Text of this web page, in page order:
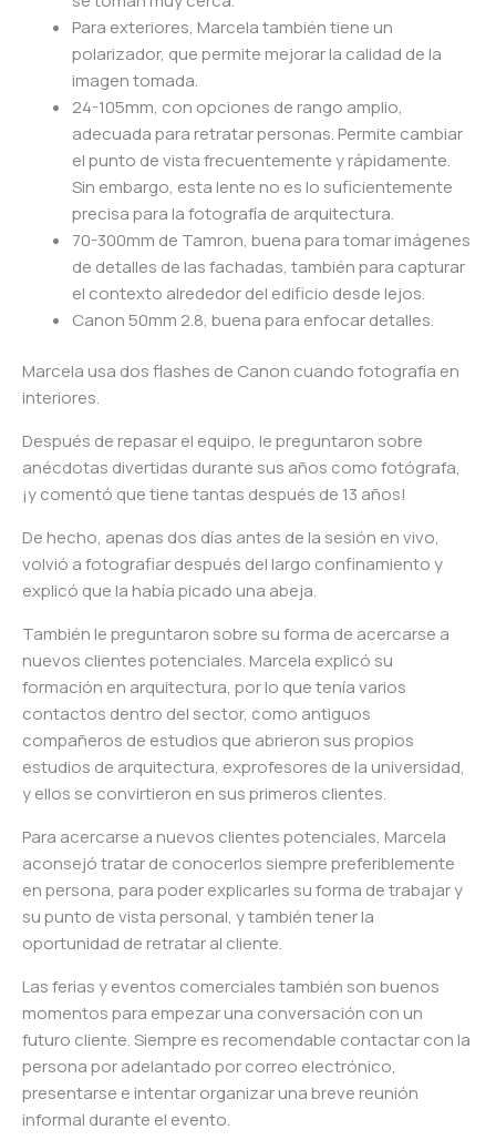
Para exteriores, Marcela también tiene un
polarizador, que permite mejorar la calidad de la
imagen tomada.
24-105mm, con opciones de rango amplio,
adecuada para retratar personas. Permite cambiar
el punto de vista frecuentemente y rápidamente.
Sin embargo, esta lente no es lo suficientemente
precisa para la fotografía de arquitectura.
70-300mm de Tamron, buena para tomar imágenes
de detalles de las fachadas, también para capturar
el contexto alrededor del edificio desde lejos.
Canon 50mm 2.8, buena para enfocar detalles.
Marcela usa dos flashes de Canon cuando fotografía en
interiores.
Después de repasar el equipo, le preguntaron sobre
anécdotas divertidas durante sus años como fotógrafa,
¡y comentó que tiene tantas después de 13 años!
De hecho, apenas dos días antes de la sesión en vivo,
volvió a fotografiar después del largo confinamiento y
explicó que la había picado una abeja.
También le preguntaron sobre su forma de acercarse a
nuevos clientes potenciales. Marcela explicó su
formación en arquitectura, por lo que tenía varios
contactos dentro del sector, como antiguos
compañeros de estudios que abrieron sus propios
estudios de arquitectura, exprofesores de la universidad,
y ellos se convirtieron en sus primeros clientes.
Para acercarse a nuevos clientes potenciales, Marcela
aconsejó tratar de conocerlos siempre preferiblemente
en persona, para poder explicarles su forma de trabajar y
su punto de vista personal, y también tener la
oportunidad de retratar al cliente.
Las ferias y eventos comerciales también son buenos
momentos para empezar una conversación con un
futuro cliente. Siempre es recomendable contactar con la
persona por adelantado por correo electrónico,
presentarse e intentar organizar una breve reunión
informal durante el evento.